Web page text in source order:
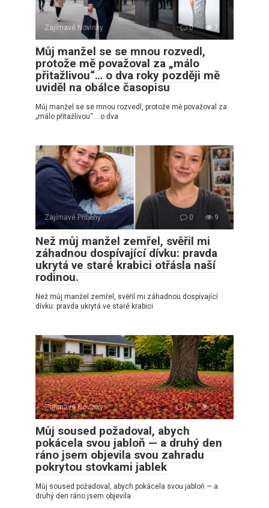
Zajímavé Novinky 0 7
Můj manžel se se mnou rozvedl,
protože mě považoval za „málo
přitažlivou“… o dva roky později mě
uviděl na obálce časopisu
Můj manžel se se mnou rozvedl, protože mě považoval za
„málo přitažlivou“… o dva
Zajímavé Příběhy 0 9
Než můj manžel zemřel, svěřil mi
záhadnou dospívající dívku: pravda
ukrytá ve staré krabici otřásla naší
rodinou.
Než můj manžel zemřel, svěřil mi záhadnou dospívající
dívku: pravda ukrytá ve staré krabici
Zajímavé Novinky 0 13
Můj soused požadoval, abych
pokácela svou jabloň — a druhý den
ráno jsem objevila svou zahradu
pokrytou stovkami jablek
Můj soused požadoval, abych pokácela svou jabloň — a
druhý den ráno jsem objevila